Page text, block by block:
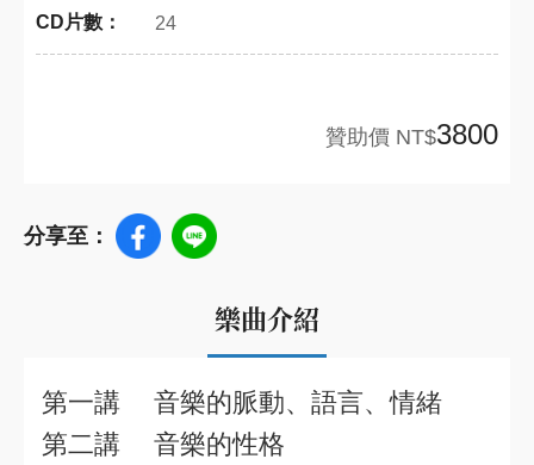
CD片數： 24
贊助價 NT$3800
分享至：
樂曲介紹
第一講 音樂的脈動、語言、情緒
第二講 音樂的性格